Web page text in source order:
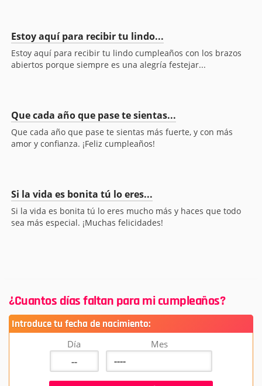
Estoy aquí para recibir tu lindo...
Estoy aquí para recibir tu lindo cumpleaños con los brazos
abiertos porque siempre es una alegría festejar...
Que cada año que pase te sientas...
Que cada año que pase te sientas más fuerte, y con más
amor y confianza. ¡Feliz cumpleaños!
Si la vida es bonita tú lo eres...
Si la vida es bonita tú lo eres mucho más y haces que todo
sea más especial. ¡Muchas felicidades!
¿Cuantos días faltan para mi cumpleaños?
Introduce tu fecha de nacimiento:
Día Mes